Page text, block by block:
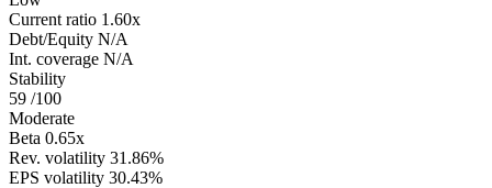
Current ratio 1.60x
Debt/Equity N/A
Int. coverage N/A
Stability
59 /100
Moderate
Beta 0.65x
Rev. volatility 31.86%
EPS volatility 30.43%